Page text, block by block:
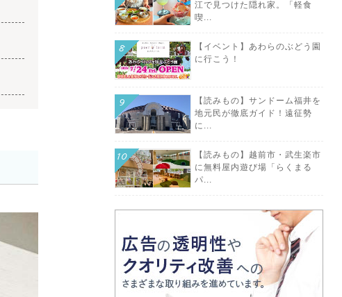
江で見つけた隠れ家。「軽食
喫...
【イベント】あわらのぶどう園
に行こう！
【読みもの】サンドーム福井を
地元民が徹底ガイド！遠征勢
に...
【読みもの】越前市・武生楽市
に無料屋内遊び場「らくまる
パ...